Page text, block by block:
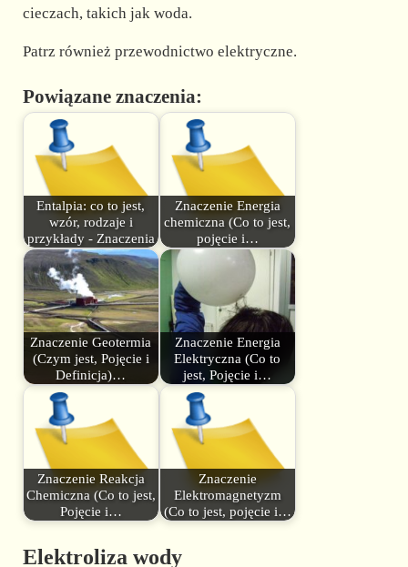
cieczach, takich jak woda.
Patrz również przewodnictwo elektryczne.
Powiązane znaczenia:
Entalpia: co to jest,
wzór, rodzaje i
przykłady - Znaczenia
Znaczenie Energia
chemiczna (Co to jest,
pojęcie i…
Znaczenie Geotermia
(Czym jest, Pojęcie i
Definicja)…
Znaczenie Energia
Elektryczna (Co to
jest, Pojęcie i…
Znaczenie Reakcja
Chemiczna (Co to jest,
Pojęcie i…
Znaczenie
Elektromagnetyzm
(Co to jest, pojęcie i…
Elektroliza wody